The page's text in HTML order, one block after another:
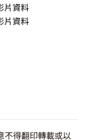
片資料
片資料
不得翻印轉載或以